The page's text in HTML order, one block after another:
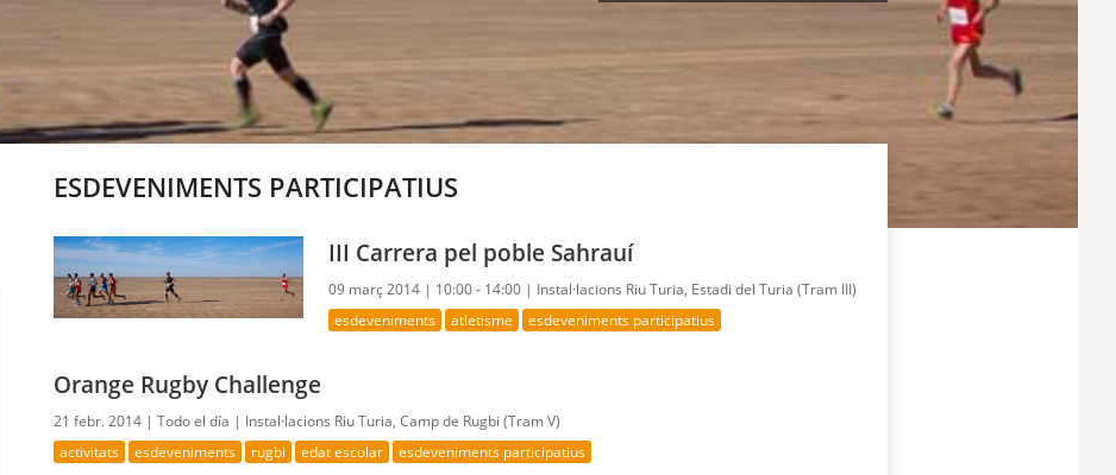
ESDEVENIMENTS PARTICIPATIUS
III Carrera pel poble Sahrauí
09 març 2014 | 10:00 - 14:00 | Instal·lacions Riu Turia, Estadi del Turia (Tram III)
esdeveniments atletisme esdeveniments participatius
Orange Rugby Challenge
21 febr. 2014 |Todo el día | Instal·lacions Riu Turia, Camp de Rugbi (Tram V)
activitats esdeveniments rugbi edat escolar esdeveniments participatius